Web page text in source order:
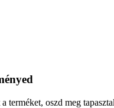
terméket, oszd meg